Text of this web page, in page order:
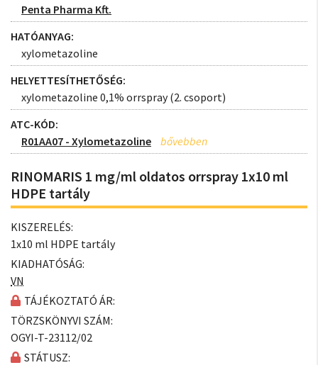
Penta Pharma Kft.
HATÓANYAG:
xylometazoline
HELYETTESÍTHETŐSÉG:
xylometazoline 0,1% orrspray (2. csoport)
ATC-KÓD:
R01AA07 - Xylometazoline
RINOMARIS 1 mg/ml oldatos orrspray 1x10 ml
HDPE tartály
KISZERELÉS:
1x10 ml HDPE tartály
KIADHATÓSÁG:
VN
TÁJÉKOZTATÓ ÁR:
TÖRZSKÖNYVI SZÁM:
OGYI-T-23112/02
STÁTUSZ: